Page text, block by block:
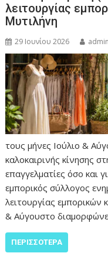
λειτουργίας
Μυτιλήνη
29 Ιουνίου 2026
τους μήνες Ιούλιο &
καλοκαιρινής κίνησης
επαγγελματίες όσο και
εμπορικός σύλλογος
λειτουργίας εμπορικών
& Αύγουστο
ΠΕΡΙΣΣΌΤΕΡΑ